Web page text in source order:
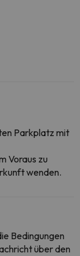
Parkplatz mit
Voraus zu
wenden.
Bedingungen
über den